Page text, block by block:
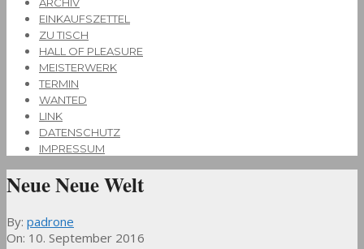
EINKAUFSZETTEL
ZU TISCH
HALL OF PLEASURE
MEISTERWERK
TERMIN
WANTED
LINK
DATENSCHUTZ
IMPRESSUM
Neue Neue Welt
By: padrone
On: 10. September 2016